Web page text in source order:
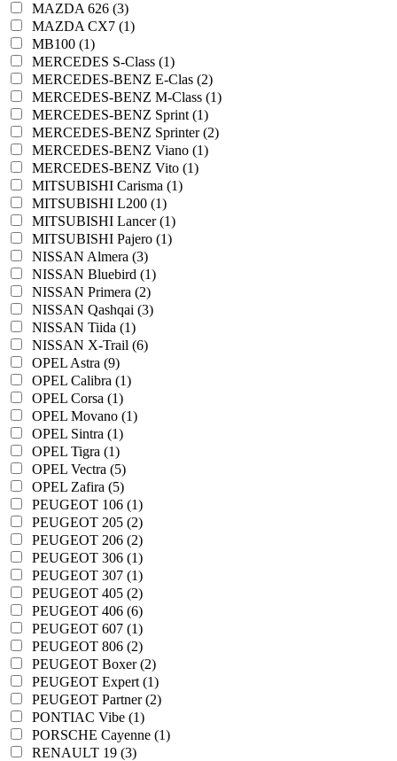
MAZDA 626 (3)
MAZDA CX7 (1)
MB100 (1)
MERCEDES S-Class (1)
MERCEDES-BENZ E-Clas (2)
MERCEDES-BENZ M-Class (1)
MERCEDES-BENZ Sprint (1)
MERCEDES-BENZ Sprinter (2)
MERCEDES-BENZ Viano (1)
MERCEDES-BENZ Vito (1)
MITSUBISHI Carisma (1)
MITSUBISHI L200 (1)
MITSUBISHI Lancer (1)
MITSUBISHI Pajero (1)
NISSAN Almera (3)
NISSAN Bluebird (1)
NISSAN Primera (2)
NISSAN Qashqai (3)
NISSAN Tiida (1)
NISSAN X-Trail (6)
OPEL Astra (9)
OPEL Calibra (1)
OPEL Corsa (1)
OPEL Movano (1)
OPEL Sintra (1)
OPEL Tigra (1)
OPEL Vectra (5)
OPEL Zafira (5)
PEUGEOT 106 (1)
PEUGEOT 205 (2)
PEUGEOT 206 (2)
PEUGEOT 306 (1)
PEUGEOT 307 (1)
PEUGEOT 405 (2)
PEUGEOT 406 (6)
PEUGEOT 607 (1)
PEUGEOT 806 (2)
PEUGEOT Boxer (2)
PEUGEOT Expert (1)
PEUGEOT Partner (2)
PONTIAC Vibe (1)
PORSCHE Cayenne (1)
RENAULT 19 (3)